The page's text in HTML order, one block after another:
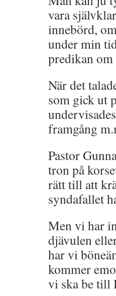
vara
innebörd,
under min
predikan om
När det
som gick ut
framgång
Pastor
tron på
rätt till att
syndafallet
Men vi har
djävulen
har vi
kommer
vi ska be till